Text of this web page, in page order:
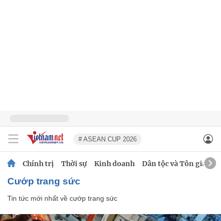
# ASEAN CUP 2026
Chính trị Thời sự Kinh doanh Dân tộc và Tôn giáo
cướp trang sức
Tin tức mới nhất về cướp trang sức